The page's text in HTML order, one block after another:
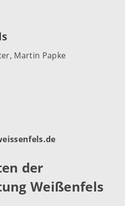
Martin Papke
der
Weißenfels